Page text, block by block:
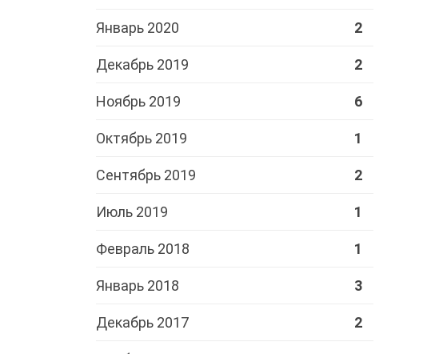
Январь 2020 2
Декабрь 2019 2
Ноябрь 2019 6
Октябрь 2019 1
Сентябрь 2019 2
Июль 2019 1
Февраль 2018 1
Январь 2018 3
Декабрь 2017 2